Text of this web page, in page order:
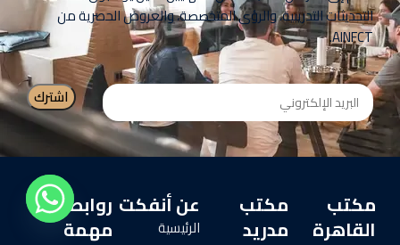
التحديثات التدريبية، والرؤى المتخصصة، والعروض الحصرية من
AINFCT.
مكتب
القاهرة
مكتب
مدريد
عن أنفكت
الرئيسية
روابط
مهمة